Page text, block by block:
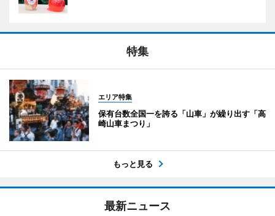
特集
エリア特集
保有台数全国一を誇る「山車」が繰り出す「高
崎山車まつり」
もっと見る
最新ニュース